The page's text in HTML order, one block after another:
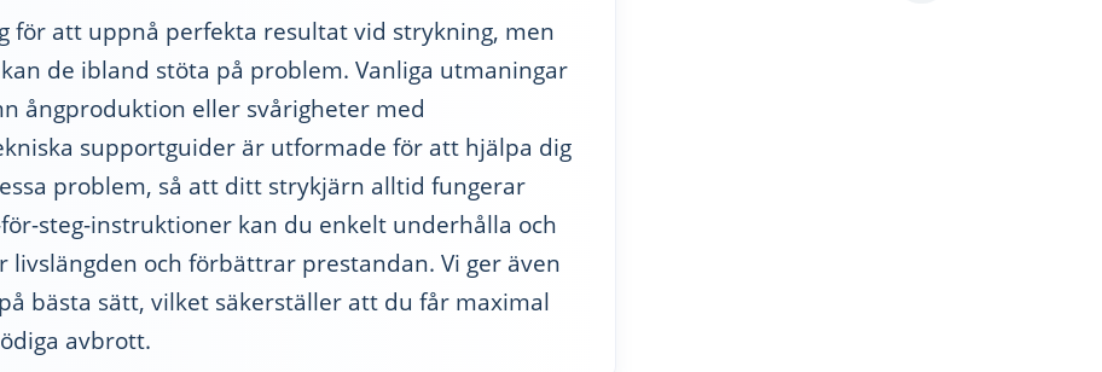
för att uppnå perfekta resultat vid strykning, men
de ibland stöta på problem. Vanliga utmaningar
ångproduktion eller svårigheter med
supportguider är utformade för att hjälpa dig
problem, så att ditt strykjärn alltid fungerar
steg-instruktioner kan du enkelt underhålla och
livslängden och förbättrar prestandan. Vi ger även
bästa sätt, vilket säkerställer att du får maximal
avbrott.